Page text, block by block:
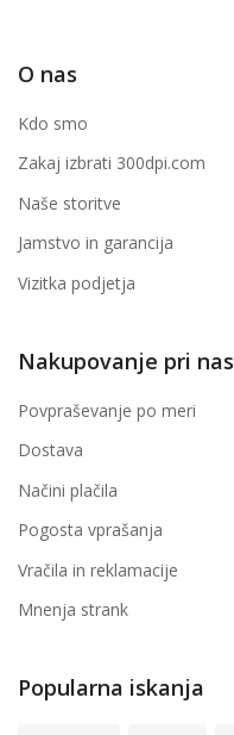
O nas
Kdo smo
Zakaj izbrati 300dpi.com
Naše storitve
Jamstvo in garancija
Vizitka podjetja
Nakupovanje pri nas
Povpraševanje po meri
Dostava
Načini plačila
Pogosta vprašanja
Vračila in reklamacije
Mnenja strank
Popularna iskanja